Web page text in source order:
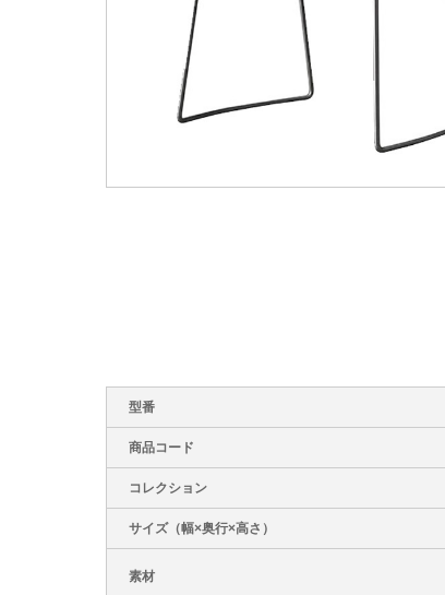
型番
商品コード
コレクション
サイズ（幅×奥行×高さ）
素材